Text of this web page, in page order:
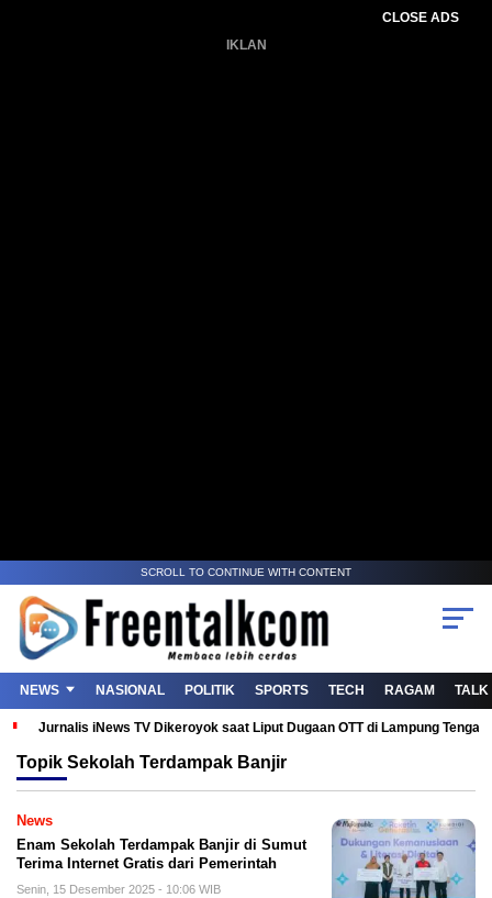
CLOSE ADS
IKLAN
SCROLL TO CONTINUE WITH CONTENT
NEWS NASIONAL POLITIK SPORTS TECH RAGAM TALK
Jurnalis iNews TV Dikeroyok saat Liput Dugaan OTT di Lampung
Topik Sekolah Terdampak Banjir
News
Enam Sekolah Terdampak Banjir di Sumut
Terima Internet Gratis dari Pemerintah
Senin, 15 Desember 2025 - 10:06 WIB